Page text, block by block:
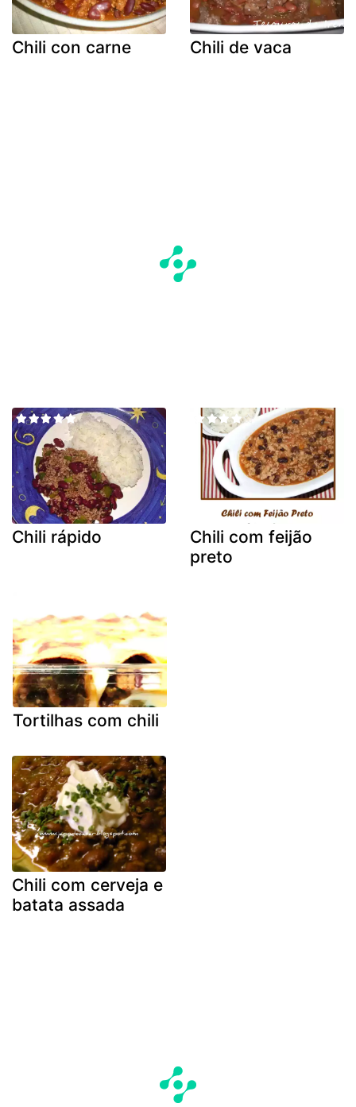
Chili con carne Chili de vaca
Chili rápido
Chili com feijão
preto
Tortilhas com chili
Chili com cerveja e
batata assada